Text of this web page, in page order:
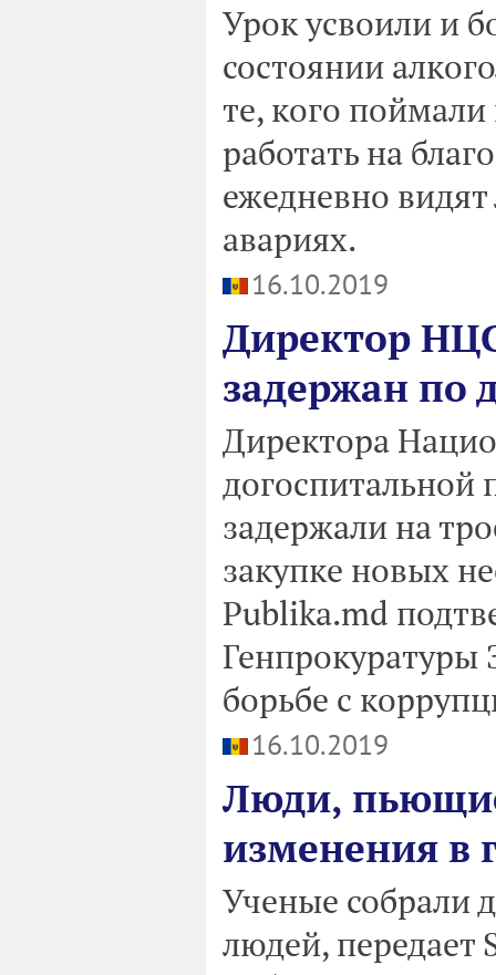
Урок усвоили и
состоянии
те, кого
работать на
ежедневно
авариях.
16.10.2019
Директор
задержан по
Директора
задержали на
закупке новых
Publika.md
борьбе с
16.10.2019
Люди,
изменения в
Ученые собрали
людей, передает